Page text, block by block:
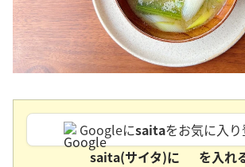
Googleにsaitaをお気に入
saita(サイタ)に
を入れ